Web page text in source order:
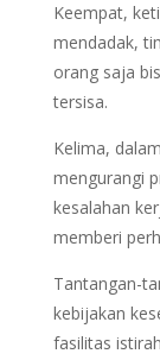
Keempat,
mendadak,
orang saja
tersisa.
Kelima,
mengurangi
kesalahan
memberi
Tantangan-
kebijakan
fasilitas